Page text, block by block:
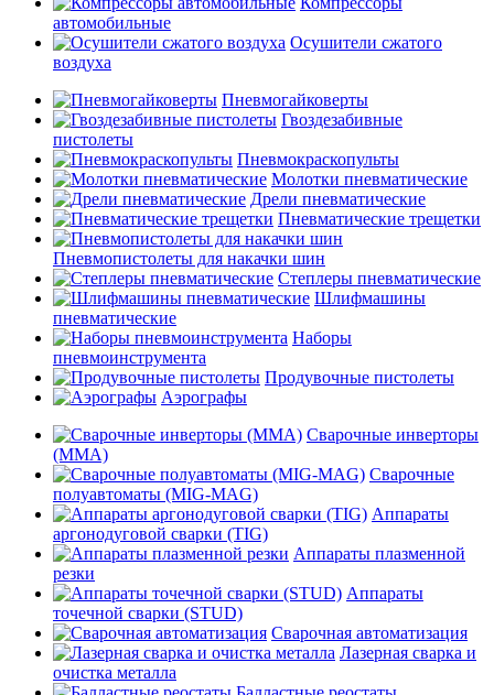
автомобильные
Осушители сжатого
воздуха
Пневмогайковерты
Гвоздезабивные
пистолеты
Пневмокраскопульты
Молотки пневматические
Дрели пневматические
Пневматические трещетки
Пневмопистолеты для накачки шин
Степлеры пневматические
Шлифмашины
пневматические
Наборы
пневмоинструмента
Продувочные пистолеты
Аэрографы
Сварочные инверторы
(MMA)
Сварочные
полуавтоматы (MIG-MAG)
Аппараты
аргонодуговой сварки (TIG)
Аппараты плазменной
резки
Аппараты
точечной сварки (STUD)
Сварочная автоматизация
Лазерная сварка и
очистка металла